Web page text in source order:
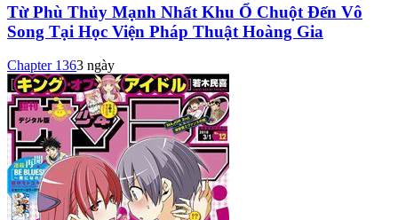
Từ Phù Thủy Mạnh Nhất Khu Ổ Chuột Đến Vô
Song Tại Học Viện Pháp Thuật Hoàng Gia
Chapter 1363 ngày